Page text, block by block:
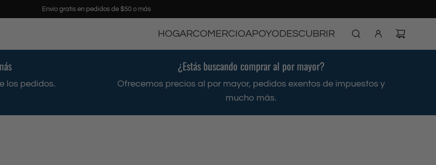
Envío gratis en pedidos de $50 o más
HOGARCOMERCIOAPOYO DESCUBRIR
los pedidos.
¿Estás buscando comprar al por mayor?
Ofrecemos precios al por mayor, pedidos exentos de impuestos y
mucho más.